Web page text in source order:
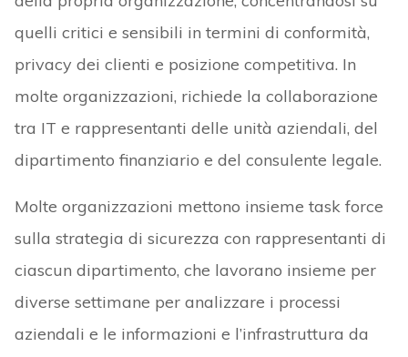
quelli critici e sensibili in termini di conformità,
privacy dei clienti e posizione competitiva. In
molte organizzazioni, richiede la collaborazione
tra IT e rappresentanti delle unità aziendali, del
dipartimento finanziario e del consulente legale.
Molte organizzazioni mettono insieme task force
sulla strategia di sicurezza con rappresentanti di
ciascun dipartimento, che lavorano insieme per
diverse settimane per analizzare i processi
aziendali e le informazioni e l’infrastruttura da